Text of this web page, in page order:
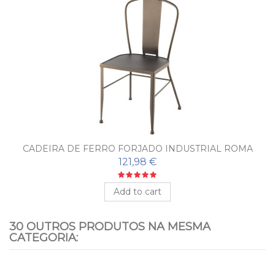
CADEIRA DE FERRO FORJADO INDUSTRIAL ROMA
121,98 €
Add to cart
30 OUTROS PRODUTOS NA MESMA
CATEGORIA: